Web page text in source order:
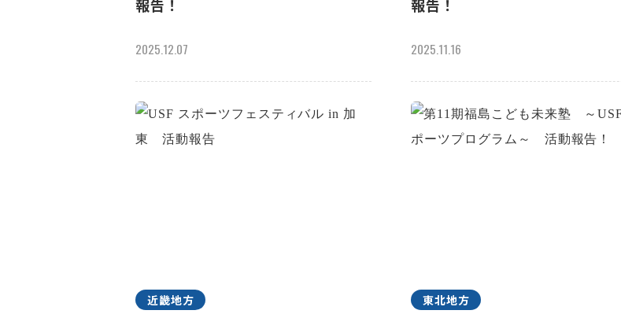
報告！
2025.12.07
報告！
2025.11.16
近畿地方 東北地方